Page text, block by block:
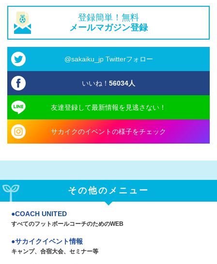
登録簡単！無料
メールマガジン登録
@sakaiku_jp Twitterフォロー
いいね！ 56034人
友達登録して最新情報を見逃さない！
サカイクのイベントの様子をチェック
その他のメニュー
COACH UNITED
すべてのフットボールコーチのためのWEB
サカイクイベント情報
キャンプ、合宿大会、セミナー等